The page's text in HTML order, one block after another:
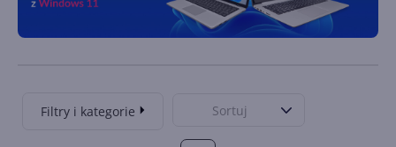
Filtry i kategorie Sortuj